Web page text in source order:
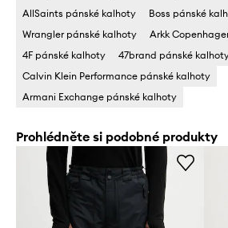
AllSaints pánské kalhoty
Boss pánské
Wrangler pánské kalhoty
Arkk
4F pánské kalhoty
47brand pánské
Calvin Klein Performance pánské kalhoty
Armani Exchange pánské kalhoty
Prohlédněte si podobné produkty